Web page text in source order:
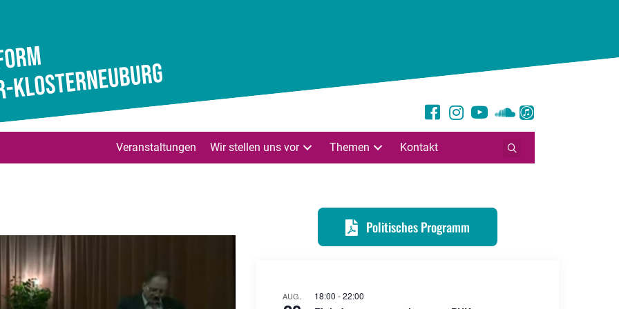
Veranstaltungen Wir stellen uns vor Themen Kontakt
Politisches Programm
AUG. 18:00 -22:00